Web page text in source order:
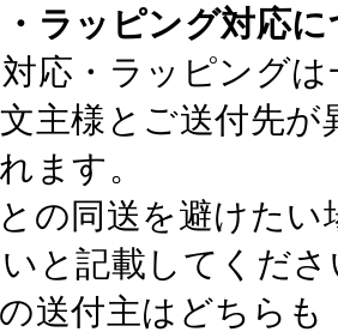
ラッピング対応
応・ラッピング
主様とご送付先
ます。
の同送を避けた
と記載してくださ
送付主はどちら